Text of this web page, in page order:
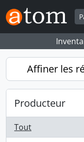
Skip to main content
Affiner les
Producteur
Tout